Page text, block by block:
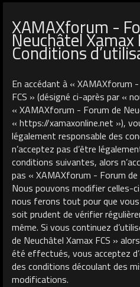
XAMAXforum -
Neuchâtel Xamax
Conditions
En accédant à « XAMAXforum
FCS » (désigné ci-après par «
« XAMAXforum - Forum de
« https://xamaxonline.net »),
légalement responsable des
n’acceptez pas d’être
conditions suivantes, alors
pas « XAMAXforum - Forum de
Nous pouvons modifier celles-
nous ferons tout pour que
soit prudent de vérifier
même. Si vous continuez
de Neuchâtel Xamax FCS »
été effectués, vous acceptez
des conditions découlant des
modifications.